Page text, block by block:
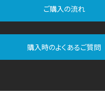
ご購入の流れ
購入時のよくあるご質問